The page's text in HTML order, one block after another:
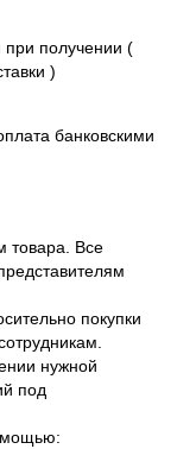
при получении (
)
банковскими
товара. Все
покупки
нужной
под